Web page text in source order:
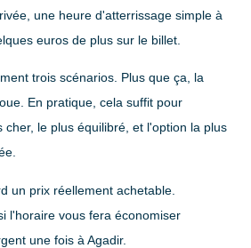
une heure d'atterrissage simple à
euros de plus sur le billet.
trois scénarios. Plus que ça, la
En pratique, cela suffit pour
cher, le plus équilibré, et l'option la plus
un prix réellement achetable.
l'horaire vous fera économiser
une fois à Agadir.